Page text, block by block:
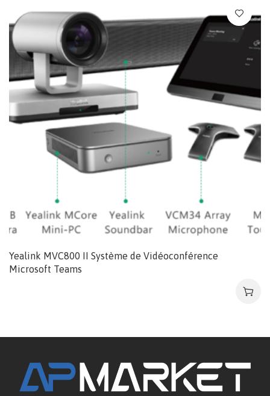
Yealink MVC800 II Système de Vidéoconférence
Microsoft Teams